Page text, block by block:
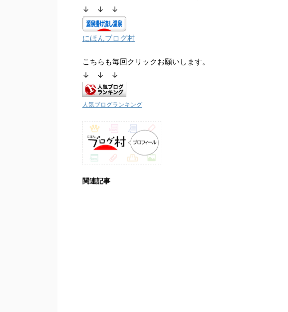
↓ ↓ ↓
にほんブログ村
こちらも毎回クリックお願いします。
↓ ↓ ↓
人気ブログランキング
関連記事